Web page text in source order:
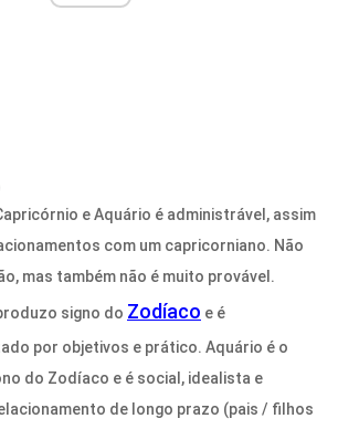
e Aquário é administrável, assim
com um capricorniano. Não
mas também não é muito provável.
signo do Zodíaco e é
por objetivos e prático. Aquário é o
do Zodíaco e é social, idealista e
de longo prazo (pais / filhos